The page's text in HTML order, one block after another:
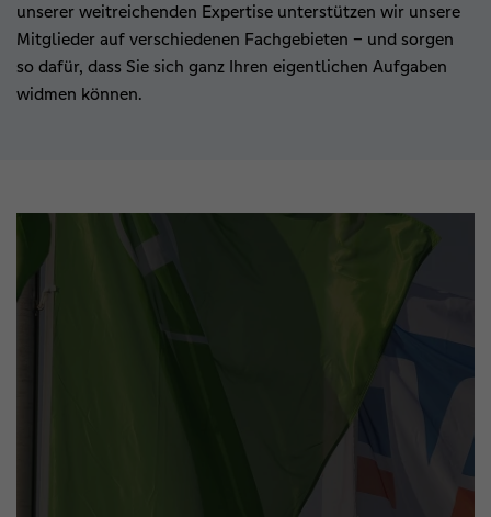
unserer weitreichenden Expertise unterstützen wir unsere
Mitglieder auf verschiedenen Fachgebieten – und sorgen
so dafür, dass Sie sich ganz Ihren eigentlichen Aufgaben
widmen können.